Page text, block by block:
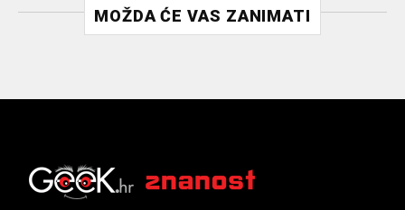
MOŽDA ĆE VAS ZANIMATI